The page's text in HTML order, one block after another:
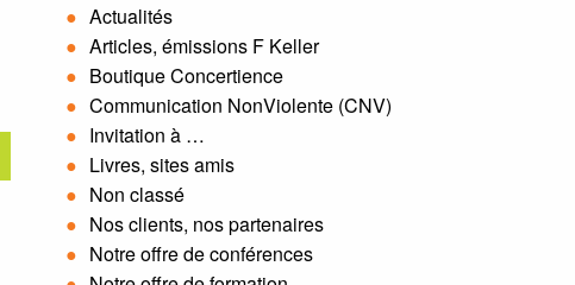
Actualités
Articles, émissions F Keller
Boutique Concertience
Communication NonViolente (CNV)
Invitation à …
Livres, sites amis
Non classé
Nos clients, nos partenaires
Notre offre de conférences